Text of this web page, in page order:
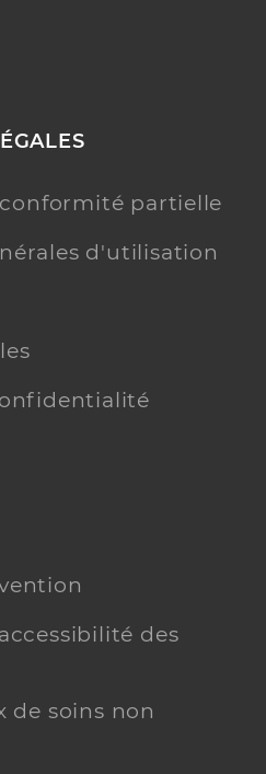
partielle
d'utilisation
des
de soins non